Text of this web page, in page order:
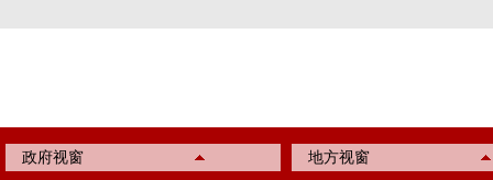
政府视窗 地方视窗